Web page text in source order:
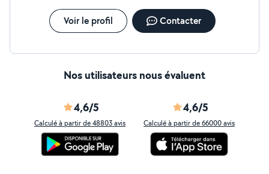
Voir le profil Contacter
Nos utilisateurs nous évaluent
4,6/5
Calculé à partir de 48803 avis
4,6/5
Calculé à partir de 66000 avis